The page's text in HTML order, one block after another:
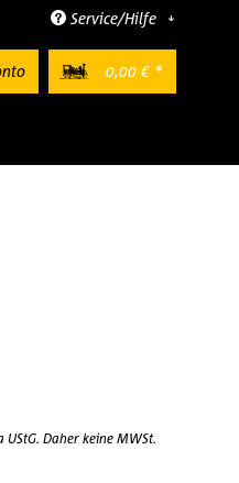
Service/Hilfe
0,00 € *
Daher keine MWSt.